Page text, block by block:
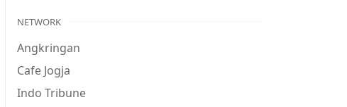
NETWORK
Angkringan
Cafe Jogja
Indo Tribune